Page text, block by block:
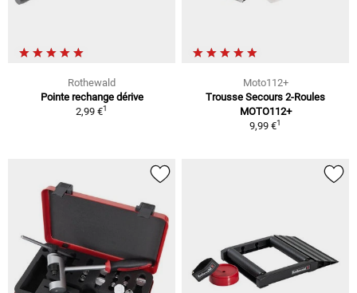
Rothewald
Pointe rechange dérive
2,99 €1
Moto112+
Trousse Secours 2-Roules
MOTO112+
9,99 €1